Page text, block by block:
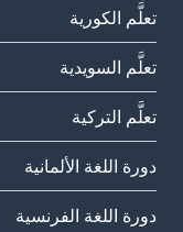
تعلَّم الكورية
تعلَّم السويدية
تعلَّم التركية
دورة اللغة الألمانية
دورة اللغة الفرنسية